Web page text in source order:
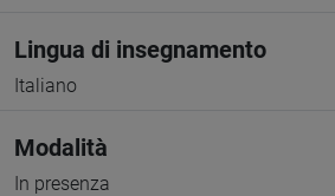
Lingua di insegnamento
Italiano
Modalità
In presenza